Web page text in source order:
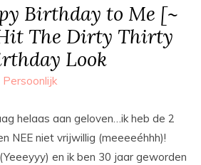
Birthday to Me [~
The Dirty Thirty
Look
Persoonlijk
helaas aan geloven…ik heb de 2
NEE niet vrijwillig (meeeeéhhh)!
(Yeeeyyy) en ik ben 30 jaar geworden